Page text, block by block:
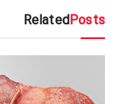
RelatedPosts